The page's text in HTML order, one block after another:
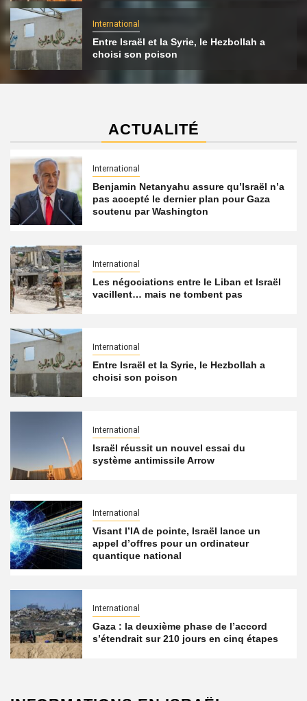
International
Entre Israël et la Syrie, le Hezbollah a
choisi son poison
ACTUALITÉ
International
Benjamin Netanyahu assure qu’Israël n’a
pas accepté le dernier plan pour Gaza
soutenu par Washington
International
Les négociations entre le Liban et Israël
vacillent… mais ne tombent pas
International
Entre Israël et la Syrie, le Hezbollah a
choisi son poison
International
Israël réussit un nouvel essai du
système antimissile Arrow
International
Visant l’IA de pointe, Israël lance un
appel d’offres pour un ordinateur
quantique national
International
Gaza : la deuxième phase de l’accord
s’étendrait sur 210 jours en cinq étapes